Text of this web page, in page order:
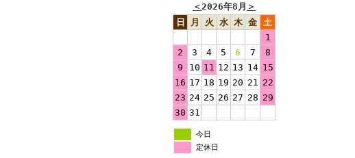
＜2026年8月 ＞
日
月 火 水 木 金 土
1
2
3 4 5 6 7
8
9
10 11 12 13 14 15
16 17 18 19 20 21 22
23 24 25 26 27 28 29
30 31
今日
定休日